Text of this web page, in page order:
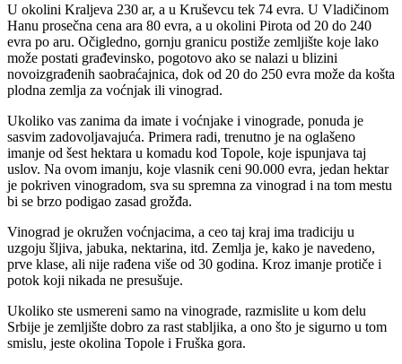
U okolini Kraljeva 230 ar, a u Kruševcu tek 74 evra. U Vladičinom
Hanu prosečna cena ara 80 evra, a u okolini Pirota od 20 do 240
evra po aru. Očigledno, gornju granicu postiže zemljište koje lako
može postati građevinsko, pogotovo ako se nalazi u blizini
novoizgrađenih saobraćajnica, dok od 20 do 250 evra može da košta
plodna zemlja za voćnjak ili vinograd.
Ukoliko vas zanima da imate i voćnjake i vinograde, ponuda je
sasvim zadovoljavajuća. Primera radi, trenutno je na oglašeno
imanje od šest hektara u komadu kod Topole, koje ispunjava taj
uslov. Na ovom imanju, koje vlasnik ceni 90.000 evra, jedan hektar
je pokriven vinogradom, sva su spremna za vinograd i na tom mestu
bi se brzo podigao zasad grožđa.
Vinograd je okružen voćnjacima, a ceo taj kraj ima tradiciju u
uzgoju šljiva, jabuka, nektarina, itd. Zemlja je, kako je navedeno,
prve klase, ali nije rađena više od 30 godina. Kroz imanje protiče i
potok koji nikada ne presušuje.
Ukoliko ste usmereni samo na vinograde, razmislite u kom delu
Srbije je zemljište dobro za rast stabljika, a ono što je sigurno u tom
smislu, jeste okolina Topole i Fruška gora.